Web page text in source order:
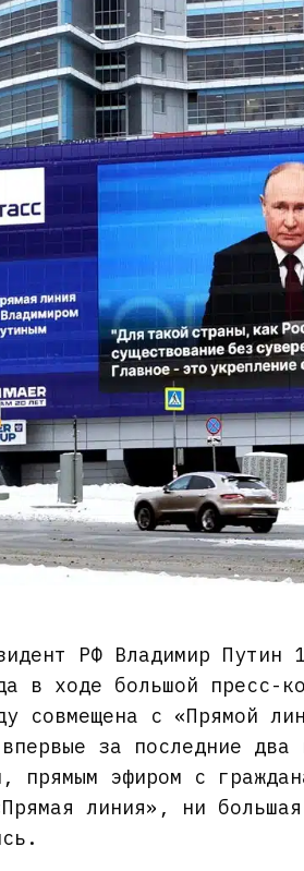
РФ Владимир Путин
в ходе большой пресс-
совмещена с «Прямой
за последние
прямым эфиром с
линия», ни